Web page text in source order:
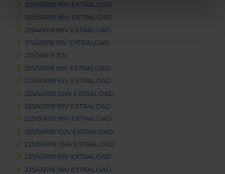
205/45R18 90V EXTRALOAD
205/55R18 96V EXTRALOAD
215/40R18 89V EXTRALOAD
215/45R18 93V EXTRALOAD
215/50R18 92V
215/55R18 99V EXTRALOAD
225/40R18 92V EXTRALOAD
225/40R18 92W EXTRALOAD
225/45R18 95V EXTRALOAD
225/50R18 99V EXTRALOAD
225/55R18 102V EXTRALOAD
225/60R18 104V EXTRALOAD
235/40R18 95V EXTRALOAD
235/45R18 98V EXTRALOAD